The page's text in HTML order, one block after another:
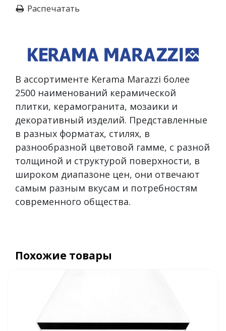
Распечатать
В ассортименте Kerama Marazzi более
2500 наименований керамической
плитки, керамогранита, мозаики и
декоративный изделий. Представленные
в разных форматах, стилях, в
разнообразной цветовой гамме, с разной
толщиной и структурой поверхности, в
широком диапазоне цен, они отвечают
самым разным вкусам и потребностям
современного общества.
Похожие товары